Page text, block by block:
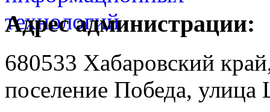
Адрес администрации:
680533 Хабаровский
поселение Победа, улица